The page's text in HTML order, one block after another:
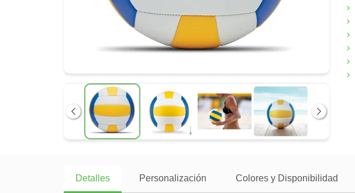
Anterior Siguiente
Detalles Personalización Colores y Disponibilidad